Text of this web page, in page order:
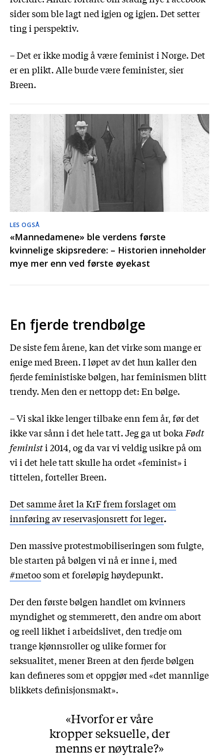
sider som ble lagt ned igjen og igjen. Det setter
ting i perspektiv.
– Det er ikke modig å være feminist i Norge. Det
er en plikt. Alle burde være feminister, sier
Breen.
LES OGSÅ
«Mannedamene» ble verdens første
kvinnelige skipsredere: – Historien inneholder
mye mer enn ved første øyekast
En fjerde trendbølge
De siste fem årene, kan det virke som mange er
enige med Breen. I løpet av det hun kaller den
fjerde feministiske bølgen, har feminismen blitt
trendy. Men den er nettopp det: En bølge.
– Vi skal ikke lenger tilbake enn fem år, før det
ikke var sånn i det hele tatt. Jeg ga ut boka Født
feministi 2014, og da var vi veldig usikre på om
vi i det hele tatt skulle ha ordet «feminist» i
tittelen, forteller Breen.
Det samme året la KrF frem forslaget om
innføring av reservasjonsrett for leger.
Den massive protestmobiliseringen som fulgte,
ble starten på bølgen vi nå er inne i, med
#metoosom et foreløpig høydepunkt.
Der den første bølgen handlet om kvinners
myndighet og stemmerett, den andre om abort
og reell likhet i arbeidslivet, den tredje om
trange kjønnsroller og ulike former for
seksualitet, mener Breen at den fjerde bølgen
kan defineres som et oppgjør med «det mannlige
blikkets definisjonsmakt».
Hvorfor er våre
kropper seksuelle, der
menns er nøytrale?